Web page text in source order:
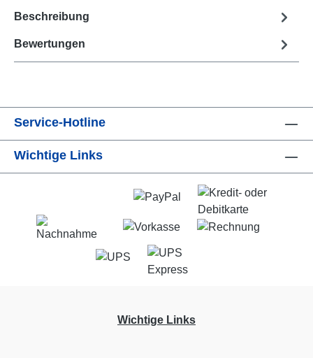
Beschreibung
Bewertungen
Service-Hotline
Wichtige Links
Wichtige Links